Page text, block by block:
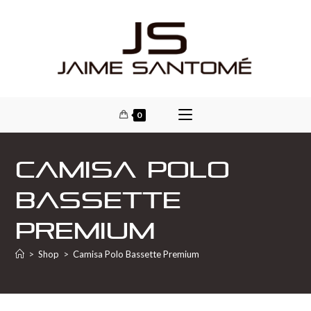
0
Camisa Polo
Bassette
Premium
> Shop > Camisa Polo Bassette Premium